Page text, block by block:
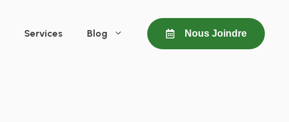
Services Blog Nous Joindre